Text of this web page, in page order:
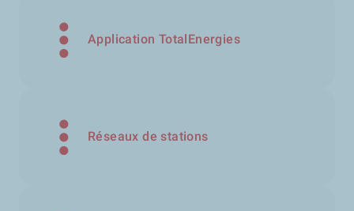
Application TotalEnergies
Réseaux de stations